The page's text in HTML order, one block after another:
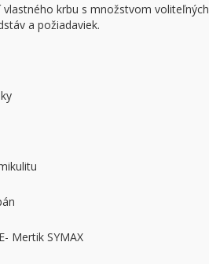
vlastného krbu s množstvom
a požiadaviek.
Mertik SYMAX